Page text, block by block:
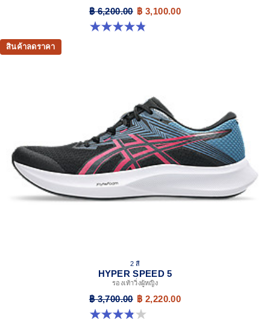
฿ 6,200.00 ฿ 3,100.00
4.8 จาก 5 ดาว 278 รีวิว
สินค้าลดราคา
2 สี
HYPER SPEED 5
รองเท้าวิ่งผู้หญิง
฿ 3,700.00 ฿ 2,220.00
3.8 จาก 5 ดาว 6 รีวิว